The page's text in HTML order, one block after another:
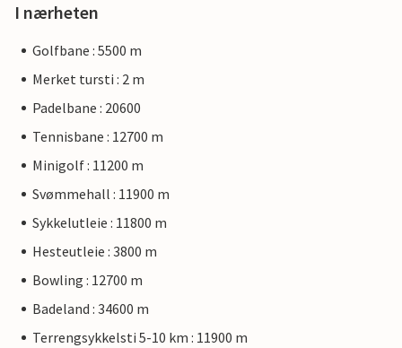
I nærheten
Golfbane : 5500 m
Merket tursti : 2 m
Padelbane : 20600
Tennisbane : 12700 m
Minigolf : 11200 m
Svømmehall : 11900 m
Sykkelutleie : 11800 m
Hesteutleie : 3800 m
Bowling : 12700 m
Badeland : 34600 m
Terrengsykkelsti 5-10 km : 11900 m